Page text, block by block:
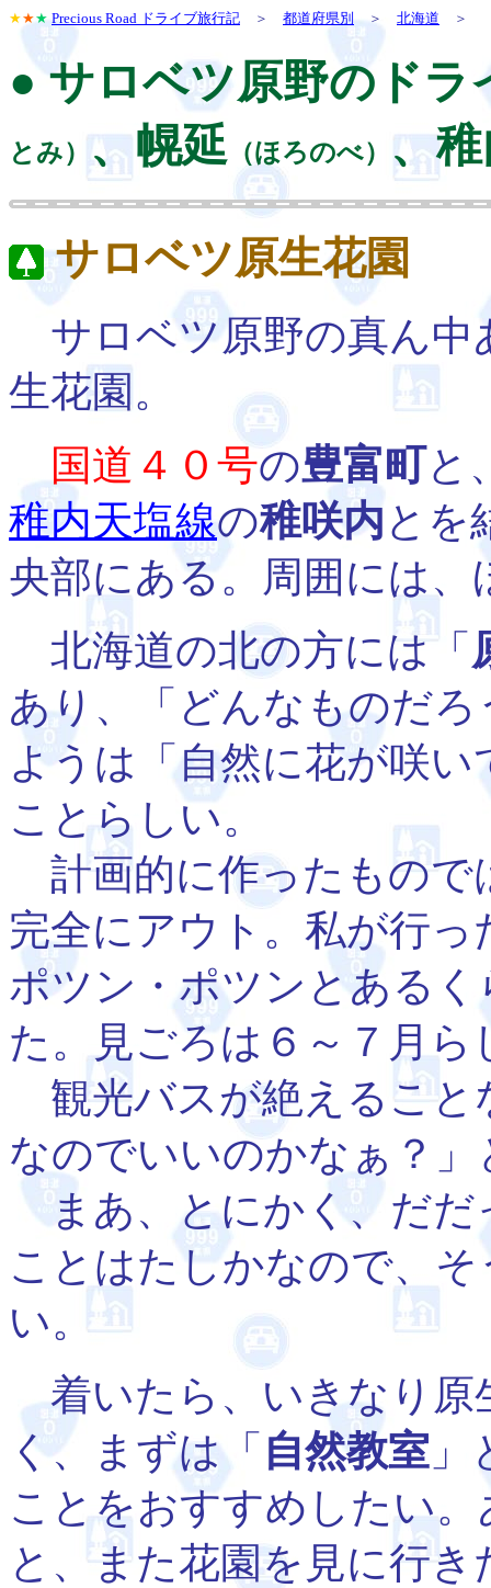
★★★ Precious Road ドライブ旅行記 ＞ 都道府県別＞ 北海道 ＞
● サロベツ原野のド
とみ） 、幌延 （ほろのべ） 、
サロベツ原生花園
サロベツ原野の真ん中
生花園。
国道４０号の豊富町と
稚内天塩線の稚咲内とを
央部にある。周囲には
北海道の北の方には「
あり、「どんなものだ
ようは「自然に花が咲
ことらしい。
計画的に作ったもので
完全にアウト。私が行
ポツン・ポツンとある
た。見ごろは６～７月ら
観光バスが絶えること
なのでいいのかなぁ？」
まあ、とにかく、だだ
ことはたしかなので、
い。
着いたら、いきなり原
く、まずは「 自然教室
ことをおすすめしたい
と、また花園を見に行